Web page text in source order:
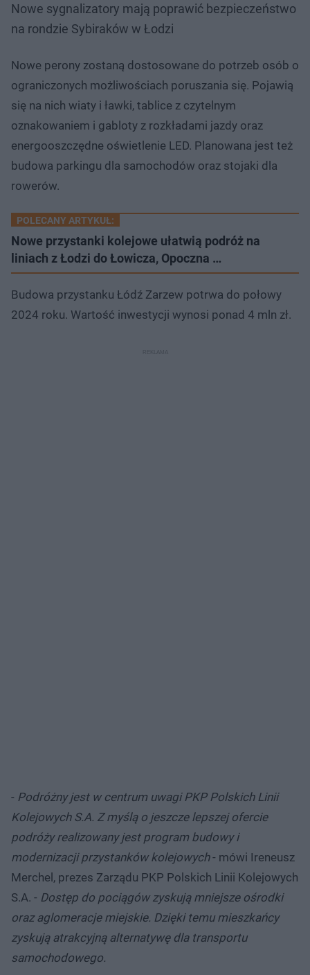
Nowe sygnalizatory mają poprawić bezpieczeństwo
na rondzie Sybiraków w Łodzi
Nowe perony zostaną dostosowane do potrzeb osób o
ograniczonych możliwościach poruszania się. Pojawią
się na nich wiaty i ławki, tablice z czytelnym
oznakowaniem i gabloty z rozkładami jazdy oraz
energooszczędne oświetlenie LED. Planowana jest też
budowa parkingu dla samochodów oraz stojaki dla
rowerów.
POLECANY ARTYKUŁ:
Nowe przystanki kolejowe ułatwią podróż na
liniach z Łodzi do Łowicza, Opoczna …
Budowa przystanku Łódź Zarzew potrwa do połowy
2024 roku. Wartość inwestycji wynosi ponad 4 mln zł.
- Podróżny jest w centrum uwagi PKP Polskich Linii
Kolejowych S.A. Z myślą o jeszcze lepszej ofercie
podróży realizowany jest program budowy i
modernizacji przystanków kolejowych- mówi Ireneusz
Merchel, prezes Zarządu PKP Polskich Linii Kolejowych
S.A. - Dostęp do pociągów zyskują mniejsze ośrodki
oraz aglomeracje miejskie. Dzięki temu mieszkańcy
zyskują atrakcyjną alternatywę dla transportu
samochodowego.